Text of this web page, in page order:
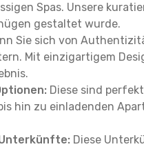
Spas. Unsere
gestaltet wurde.
Sie sich von
Mit einzigartigem
Diese sind
hin zu einladenden
Diese